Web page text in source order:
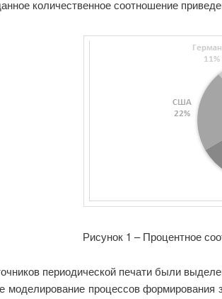
количественное соотношение
Рисунок 1 – Процентное
периодической печати были
моделирование процессов